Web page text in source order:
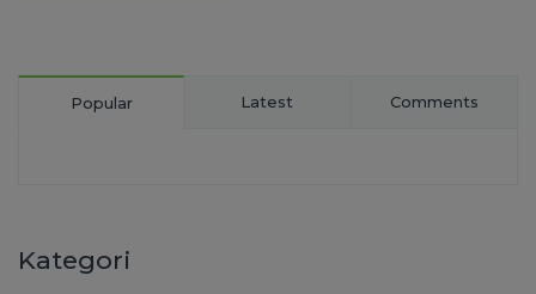
Popular Latest Comments
Kategori